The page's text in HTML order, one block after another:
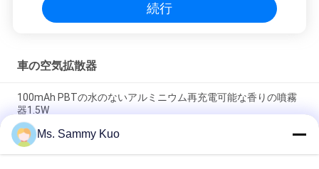
続行
車の空気拡散器
100mAh PBTの水のないアルミニウム再充電可能な香りの噴霧
器1.5W
再充電可能なPBT 1.5W Usb車の水のない噴霧器100mAの芳香
のにおいオイルの拡散器
Ms. Sammy Kuo